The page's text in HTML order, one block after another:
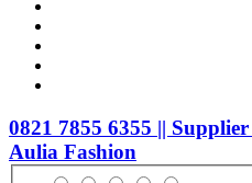
0821 7855 6355 ||
Aulia Fashion